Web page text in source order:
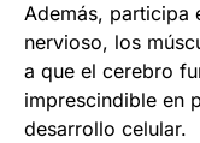
Además, participa
nervioso, los
a que el cerebro
imprescindible en
desarrollo celular.